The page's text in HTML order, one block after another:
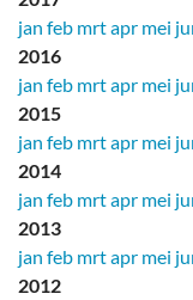
jan feb mrtapr mei
2016
jan feb mrtapr mei
2015
jan feb mrtapr mei
2014
jan feb mrtapr mei
2013
jan feb mrtapr mei
2012